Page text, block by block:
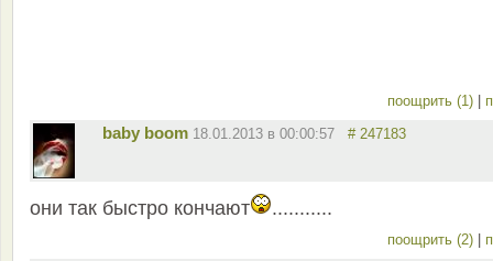
поощрить (1)
baby boom 18.01.2013 в 00:00:57 # 247183
они так быстро кончают ...........
поощрить (2)